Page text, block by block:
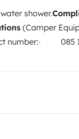
shower.
(Camper
number:· 085
· First aid kit·
tent
·